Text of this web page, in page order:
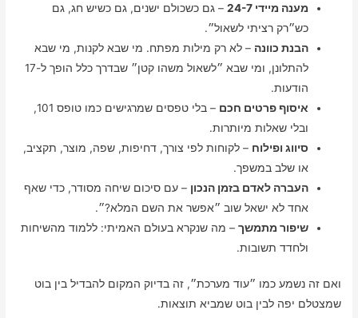
מענה מיידי 24-7
– גם כשכולם ישנים, גם כשיש חג, גם
כש״רק רציתי לשאול״.
הבנת כוונה – לא רק מילות מפתח. מי שבא לקנות, מי שבא
להתלונן, ומי שבא ״לשאול משהו קטן״ שבדרך כלל הופך ל-17
הודעות.
איסוף פרטים חכם
– בלי טפסים שמרגישים כמו טופס 101,
ובלי שאלות מיותרות.
סיווג ופילוח – לקוחות לפי צורך, דחיפות, שפה, מוצר, תקציב,
או שלב במשפך.
העברה לאדם בזמן הנכון – עם סיכום שיחה מסודר, כדי שאף
אחד לא ישאל שוב ״אפשר את השם המלא?״.
שיפור מתמשך – מה שנקרא בעולם האמיתי: ללמוד מהשיחות
ולחדד תשובות.
ואם זה נשמע כמו ״עוד מערכת״, זה בדיוק המקום להבדיל בין בוט
שמצטלם יפה לבין בוט שמביא תוצאות.